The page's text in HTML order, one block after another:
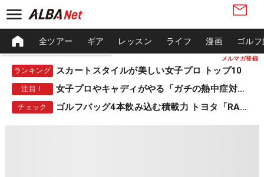
メルマガ登録
全ツアー ギア レッスン ライフ 漫画 ゴル
ランキング スカートスタイルが美しい女子プロ トップ10
注目！ 女子プロやキャディがやる「ガチの熱中症対策」
チェック ゴルフバッグ4本飲み込む積載力 トヨタ「RAV4」